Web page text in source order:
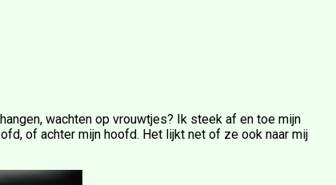
wachten op vrouwtjes? Ik steek af en toe mijn
of achter mijn hoofd. Het lijkt net of ze ook naar mij